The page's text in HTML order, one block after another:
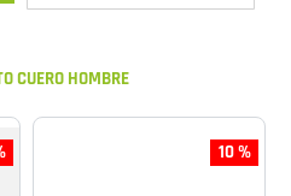
CUERO HOMBRE
10 %